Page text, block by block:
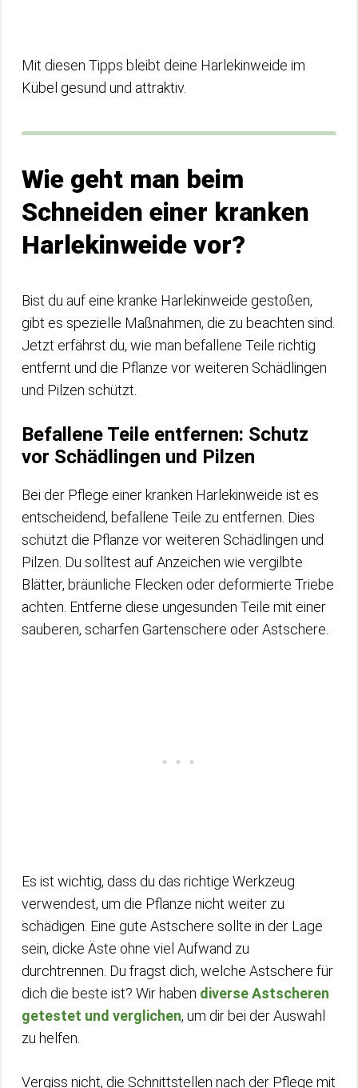
Mit diesen Tipps bleibt deine Harlekinweide im
Kübel gesund und attraktiv.
Wie geht man beim
Schneiden einer kranken
Harlekinweide vor?
Bist du auf eine kranke Harlekinweide gestoßen,
gibt es spezielle Maßnahmen, die zu beachten sind.
Jetzt erfährst du, wie man befallene Teile richtig
entfernt und die Pflanze vor weiteren Schädlingen
und Pilzen schützt.
Befallene Teile entfernen: Schutz
vor Schädlingen und Pilzen
Bei der Pflege einer kranken Harlekinweide ist es
entscheidend, befallene Teile zu entfernen. Dies
schützt die Pflanze vor weiteren Schädlingen und
Pilzen. Du solltest auf Anzeichen wie vergilbte
Blätter, bräunliche Flecken oder deformierte Triebe
achten. Entferne diese ungesunden Teile mit einer
sauberen, scharfen Gartenschere oder Astschere.
Es ist wichtig, dass du das richtige Werkzeug
verwendest, um die Pflanze nicht weiter zu
schädigen. Eine gute Astschere sollte in der Lage
sein, dicke Äste ohne viel Aufwand zu
durchtrennen. Du fragst dich, welche Astschere für
dich die beste ist? Wir haben diverse Astscheren
getestet und verglichen, um dir bei der Auswahl
zu helfen.
Vergiss nicht, die Schnittstellen nach der Pflege mit